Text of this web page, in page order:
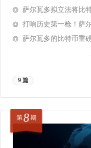
萨尔瓦多拟立法将比
萨尔瓦多的比特币重
9 篇
第8 期